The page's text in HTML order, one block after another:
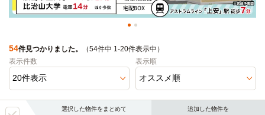
54件見つかりました。
（54件中 1-20件表示中）
表示件数
表示順
選択した物件をまとめて 追加した物件を